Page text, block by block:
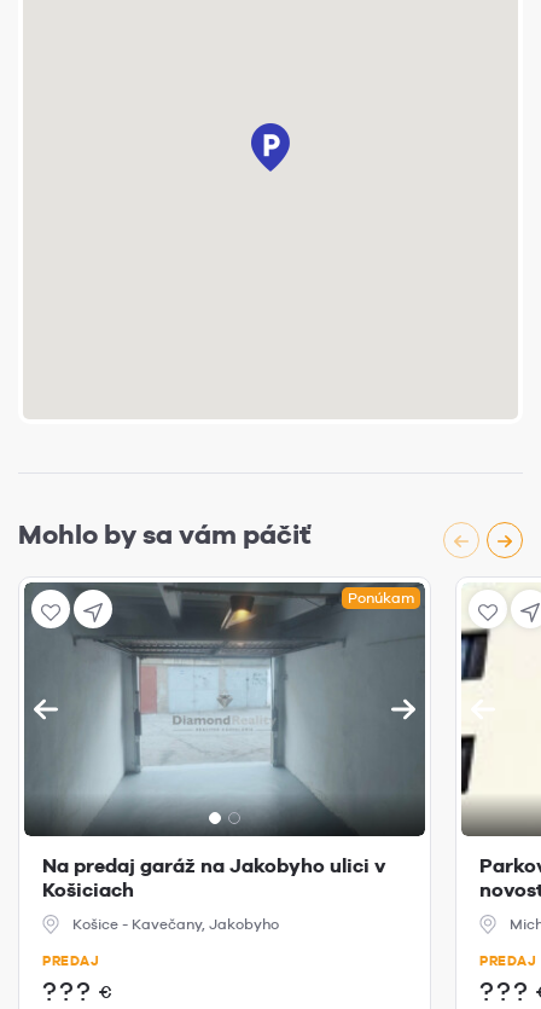
Mohlo by sa vám páčiť
Ponúkam
Na predaj garáž na Jakobyho ulici v
Košiciach
Košice - Kavečany, Jakobyho
PREDAJ
??? €
PREDAJ
???